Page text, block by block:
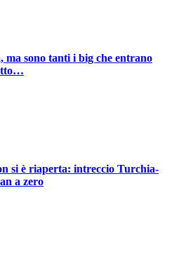
ma sono tanti i big che entrano
si è riaperta: intreccio Turchia-
a zero